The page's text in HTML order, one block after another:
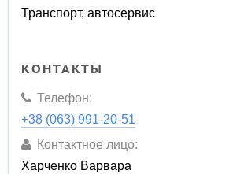
Транспорт, автосервис
КОНТАКТЫ
Телефон:
+38 (063) 991-20-51
Контактное лицо:
Харченко Варвара